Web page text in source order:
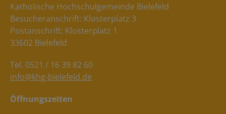
Katholische Hochschulgemeinde Bielefeld
Besucheranschrift: Klosterplatz 3
Postanschrift: Klosterplatz 1
33602 Bielefeld
Tel. 0521 / 16 39 82 60
info@khg-bielefeld.de
Öffnungszeiten